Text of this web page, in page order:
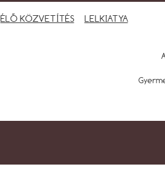
ÉLŐ KÖZVETÍTÉS LELKIATYA